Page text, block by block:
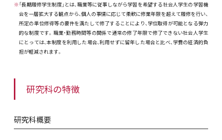
※ 「長期履修学生制度」とは、職業等に従事しながら学習を希望する社会人学生の学習機
会を一層拡大する観点から、個人の事情に応じて柔軟に修業年限を超えて履修を行い、
所定の単位修得等の要件を満たして修了することにより、学位取得が可能となる弾力
的な制度です。職業・勤務時間等の関係で通常の修了年限で修了できない社会人学生
にとっては、本制度を利用した場合、利用せずに留年した場合と比べ、学費の経済的負
担が軽減されます。
研究科の特徴
研究科概要